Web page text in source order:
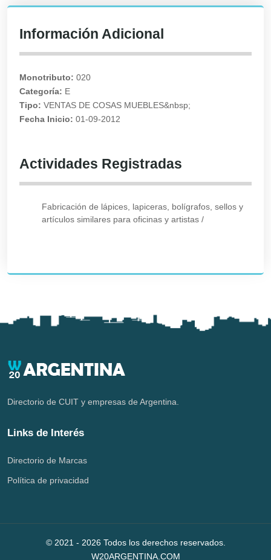
Información Adicional
Monotributo: 020
Categoría: E
Tipo: VENTAS DE COSAS MUEBLES&nbsp;
Fecha Inicio: 01-09-2012
Actividades Registradas
Fabricación de lápices, lapiceras, bolígrafos, sellos y
artículos similares para oficinas y artistas /
Directorio de CUIT y empresas de Argentina.
Links de Interés
Directorio de Marcas
Política de privacidad
© 2021 - 2026 Todos los derechos reservados.
W20ARGENTINA.COM